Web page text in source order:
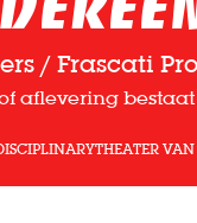
/ Frascati
aflevering
THEATER VAN